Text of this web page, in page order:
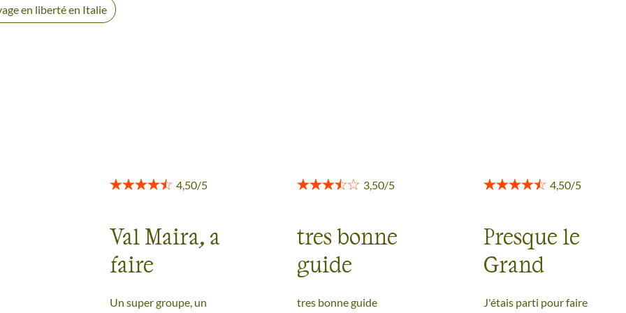
en liberté en Italie
Val Maira, a
faire
Un super groupe, un
tres bonne
guide
tres bonne guide
Presque le
Grand
J'étais parti pour faire